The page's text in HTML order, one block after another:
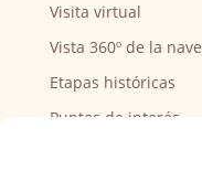
Visita virtual
Vista 360º de la nave
Etapas históricas
Puntos de interés